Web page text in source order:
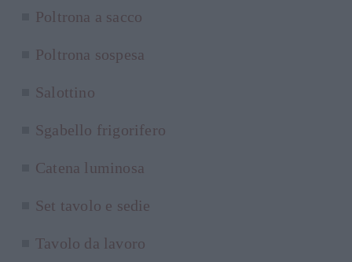
Poltrona a sacco
Poltrona sospesa
Salottino
Sgabello frigorifero
Catena luminosa
Set tavolo e sedie
Tavolo da lavoro